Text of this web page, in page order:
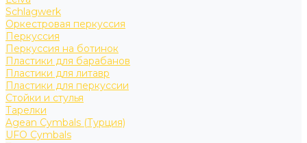
Schlagwerk
Оркестровая перкуссия
Перкуссия
Перкуссия на ботинок
Пластики для барабанов
Пластики для литавр
Пластики для перкуссии
Стойки и стулья
Тарелки
Agean Cymbals (Турция)
UFO Cymbals